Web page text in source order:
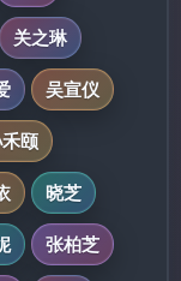
关之琳
吴宣仪
颐
晓芝
张柏芝